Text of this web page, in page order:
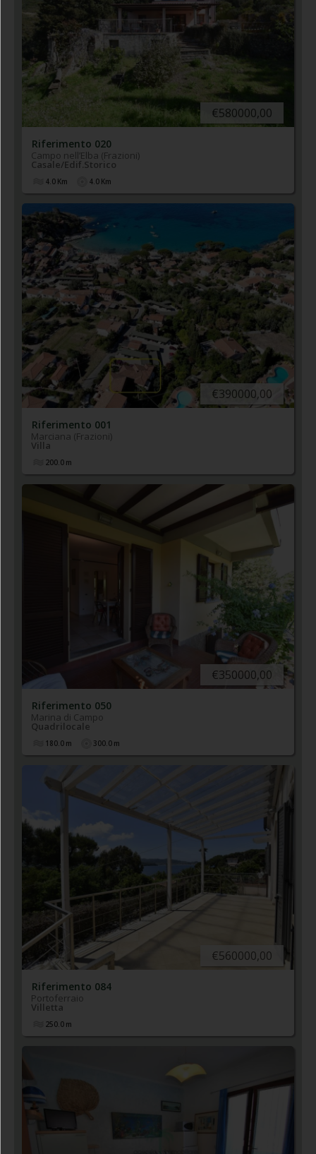
€580000,00
Riferimento 020
Campo nell’Elba (Frazioni)
Casale/Edif.Storico
4.0 Km 4.0 Km
€390000,00
Riferimento 001
Marciana (Frazioni)
Villa
200.0 m
€350000,00
Riferimento 050
Marina di Campo
Quadrilocale
180.0 m 300.0 m
€560000,00
Riferimento 084
Portoferraio
Villetta
250.0 m